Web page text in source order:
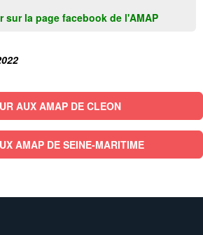
sur la page facebook de l'AMAP
AUX AMAP DE CLEON
AMAP DE SEINE-MARITIME